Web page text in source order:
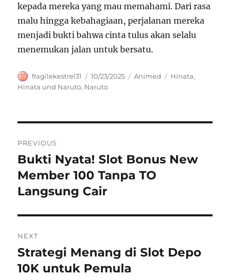
kepada mereka yang mau memahami. Dari rasa
malu hingga kebahagiaan, perjalanan mereka
menjadi bukti bahwa cinta tulus akan selalu
menemukan jalan untuk bersatu.
Author
fragilekestrel31
Posted
on
10/23/2025 Categories
Animed Tags
Hinata,
Hinata und Naruto, Naruto
pos
PREVIOUS
Previous
post:
Bukti Nyata! Slot Bonus New
Member 100 Tanpa TO
Langsung Cair
NEXT
Next
post:
Strategi Menang di Slot Depo
10K untuk Pemula